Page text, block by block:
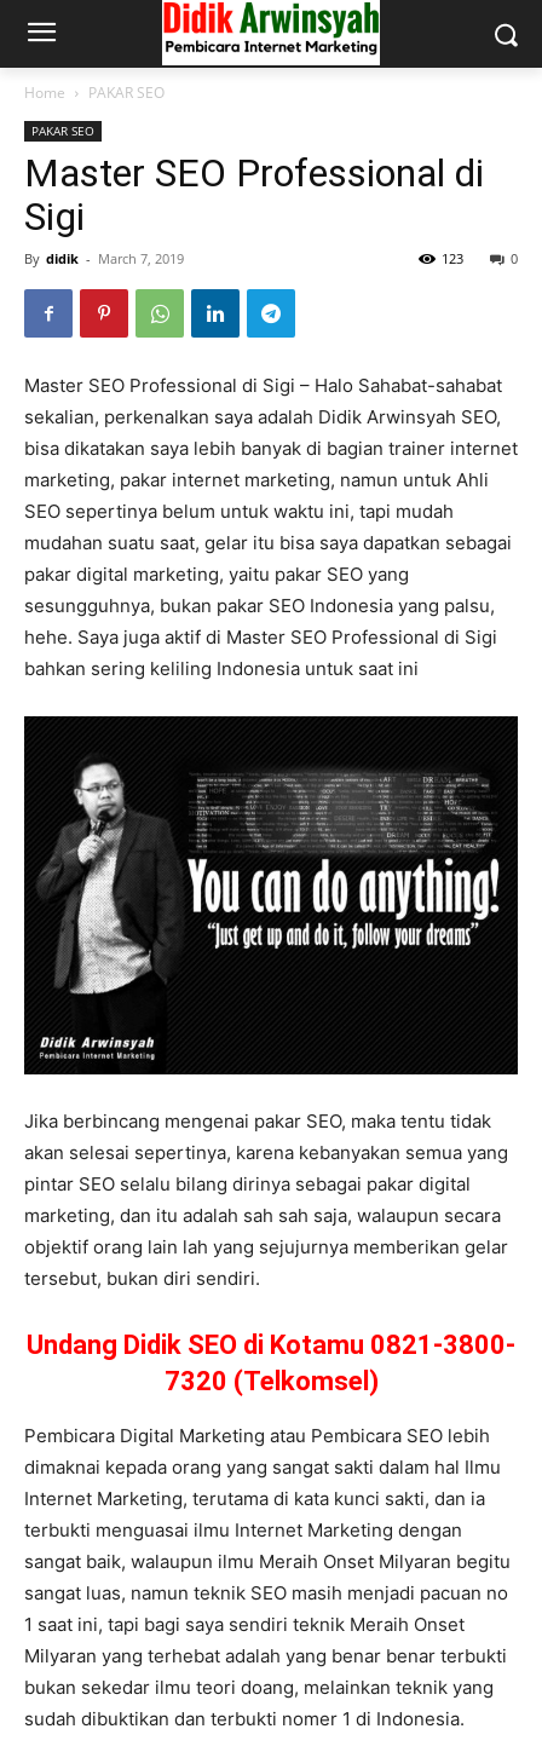
Home PAKAR SEO
PAKAR SEO
Master SEO Professional di
Sigi
By didik - March 7, 2019 0
123
Master SEO Professional di Sigi – Halo Sahabat-sahabat
sekalian, perkenalkan saya adalah Didik Arwinsyah SEO,
bisa dikatakan saya lebih banyak di bagian trainer internet
marketing, pakar internet marketing, namun untuk Ahli
SEO sepertinya belum untuk waktu ini, tapi mudah
mudahan suatu saat, gelar itu bisa saya dapatkan sebagai
pakar digital marketing, yaitu pakar SEO yang
sesungguhnya, bukan pakar SEO Indonesia yang palsu,
hehe. Saya juga aktif di Master SEO Professional di Sigi
bahkan sering keliling Indonesia untuk saat ini
Jika berbincang mengenai pakar SEO, maka tentu tidak
akan selesai sepertinya, karena kebanyakan semua yang
pintar SEO selalu bilang dirinya sebagai pakar digital
marketing, dan itu adalah sah sah saja, walaupun secara
objektif orang lain lah yang sejujurnya memberikan gelar
tersebut, bukan diri sendiri.
Undang Didik SEO di Kotamu 0821-3800-
7320 (Telkomsel)
Pembicara Digital Marketing atau Pembicara SEO lebih
dimaknai kepada orang yang sangat sakti dalam hal Ilmu
Internet Marketing, terutama di kata kunci sakti, dan ia
terbukti menguasai ilmu Internet Marketing dengan
sangat baik, walaupun ilmu Meraih Onset Milyaran begitu
sangat luas, namun teknik SEO masih menjadi pacuan no
1 saat ini, tapi bagi saya sendiri teknik Meraih Onset
Milyaran yang terhebat adalah yang benar benar terbukti
bukan sekedar ilmu teori doang, melainkan teknik yang
sudah dibuktikan dan terbukti nomer 1 di Indonesia.